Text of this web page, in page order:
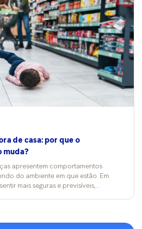
de casa: por que o
muda?
apresentem comportamentos
do ambiente em que estão. Em
mais seguras e previsíveis,
Priscila Evangelista, isso acontece